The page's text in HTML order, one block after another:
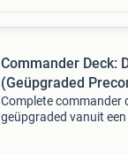
Commander Deck:
(Geüpgraded
Complete commander
geüpgraded vanuit